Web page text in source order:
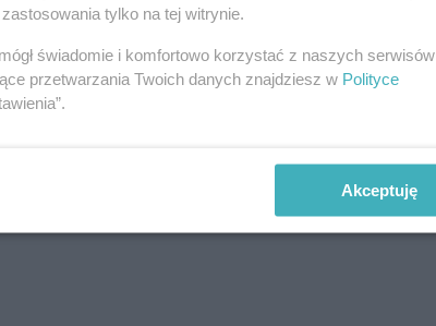
Eko Komes
ul. Tczewska 44, 83-032 Kolnik
tylko na tej witrynie.
świadomie i komfortowo korzystać z naszych serwisów
przetwarzania Twoich danych znajdziesz w Polityce
Akceptuję